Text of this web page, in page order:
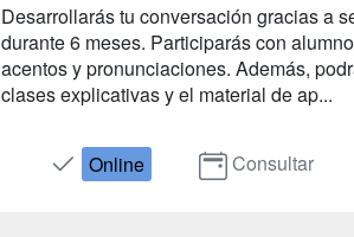
Desarrollarás tu conversación gracias a
durante 6 meses. Participarás con
acentos y pronunciaciones. Además,
clases explicativas y el material de ap...
Online Consultar